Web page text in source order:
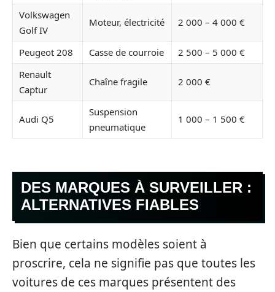
Volkswagen
Golf IV
Moteur, électricité 2 000 – 4 000 €
Peugeot 208 Casse de courroie
2 500 – 5 000 €
Renault
Captur
Chaîne fragile 2 000 €
Audi Q5
Suspension
pneumatique
1 000 – 1 500 €
DES MARQUES À SURVEILLER :
ALTERNATIVES FIABLES
Bien que certains modèles soient à
proscrire, cela ne signifie pas que toutes les
voitures de ces marques présentent des